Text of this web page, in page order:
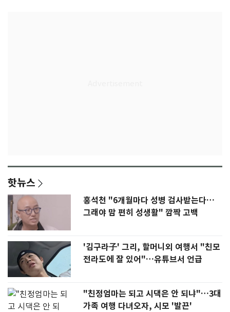
핫뉴스
홍석천 "6개월마다 성병 검사받는다…
그래야 맘 편히 성생활" 깜짝 고백
'김구라子' 그리, 할머니외 여행서 "친모
전라도에 잘 있어"…유튜브서 언급
"친정엄마는 되고 시댁은 안 되냐"…3대
가족 여행 다녀오자, 시모 '발끈'